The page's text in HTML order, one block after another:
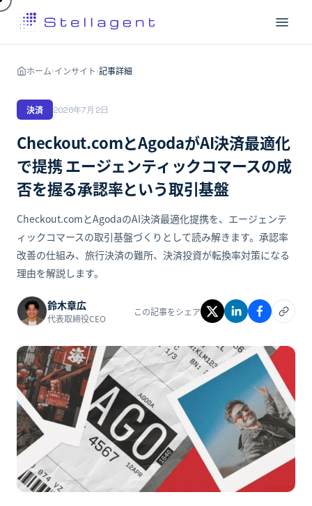
ホーム›インサイト ›記事詳細
決済 2026年7月2日
Checkout.comとAgodaがAI決済最適化
で提携 エージェンティックコマースの成
否を握る承認率という取引基盤
Checkout.comとAgodaのAI決済最適化提携を、エージェンテ
ィックコマースの取引基盤づくりとして読み解きます。承認率
改善の仕組み、旅行決済の難所、決済投資が転換率対策になる
理由を解説します。
鈴木章広
代表取締役CEO
この記事をシェア